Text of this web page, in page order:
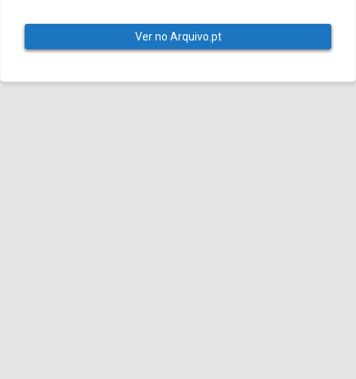
Ver no Arquivo.pt